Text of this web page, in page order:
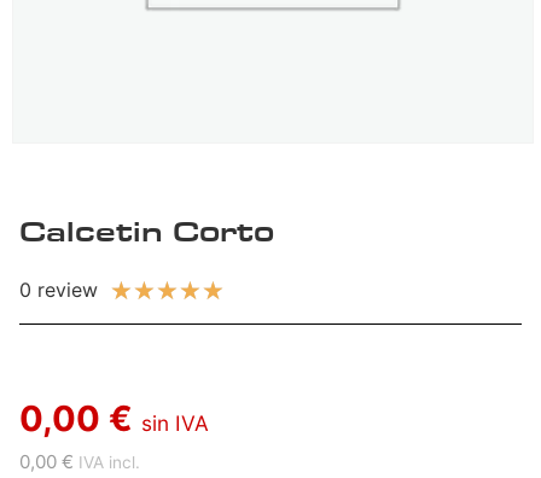
Calcetin Corto
0 review ★★★★★
0,00 € sin IVA
0,00 € IVA incl.